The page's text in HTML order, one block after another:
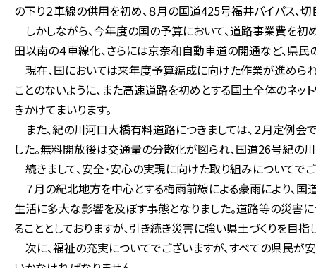
の下り２車線の供用を初め、８月の国道425号福井バイパス、
しかしながら、今年度の国の予算において、道路事業費を
田以南の４車線化、さらには京奈和自動車道の開通など、県
現在、国においては来年度予算編成に向けた作業が進めら
ことのないように、また高速道路を初めとする国土全体のネッ
きかけてまいります。
また、紀の川河口大橋有料道路につきましては、２月定例
した。無料開放後は交通量の分散化が図られ、国道26号紀の
続きまして、安全・安心の実現に向けた取り組みについてでご
７月の紀北地方を中心とする梅雨前線による豪雨により、
生活に多大な影響を及ぼす事態となりました。道路等の災害
ることとしておりますが、引き続き災害に強い県土づくりを目
次に、福祉の充実についてでございますが、すべての県民が